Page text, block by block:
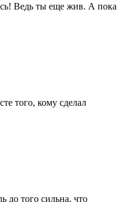
Ведь ты еще жив. А пока
того, кому сделал
до того сильна, что